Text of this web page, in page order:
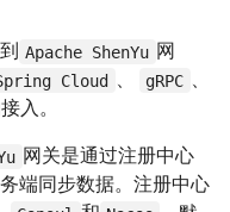
Apache ShenYu 网
Cloud 、 gRPC 、
入。
网关是通过注册中心
端同步数据。注册中心